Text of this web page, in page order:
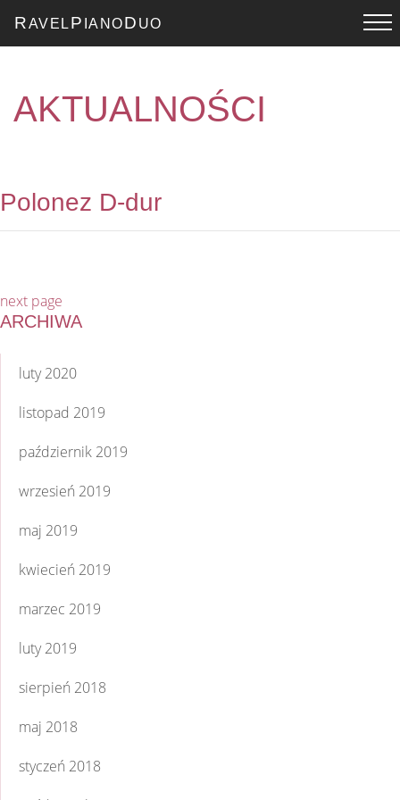
RAVEL P IANOD UO
AKTUALNOŚCI
Polonez D-dur
next page
ARCHIWA
luty 2020
listopad 2019
październik 2019
wrzesień 2019
maj 2019
kwiecień 2019
marzec 2019
luty 2019
sierpień 2018
maj 2018
styczeń 2018